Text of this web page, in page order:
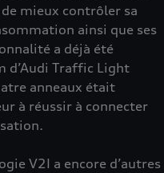
mieux contrôler sa
ainsi que ses
a déjà été
d’Audi Traffic Light
anneaux était
à réussir à connecter
V2I a encore d’autres